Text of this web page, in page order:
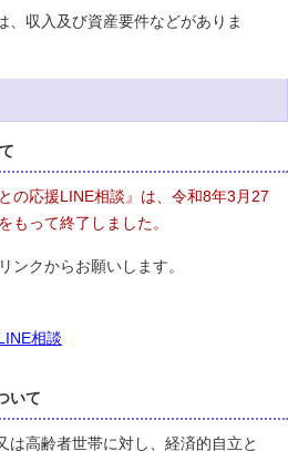
収入及び資産要件などがありま
の応援LINE相談』は、令和8年3月27
もって終了しました。
ンクからお願いします。
相談
いて
高齢者世帯に対し、経済的自立と